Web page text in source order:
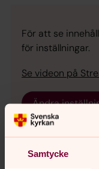
Samtycke
För att se
för inställningar.
Se videon på
Ändra